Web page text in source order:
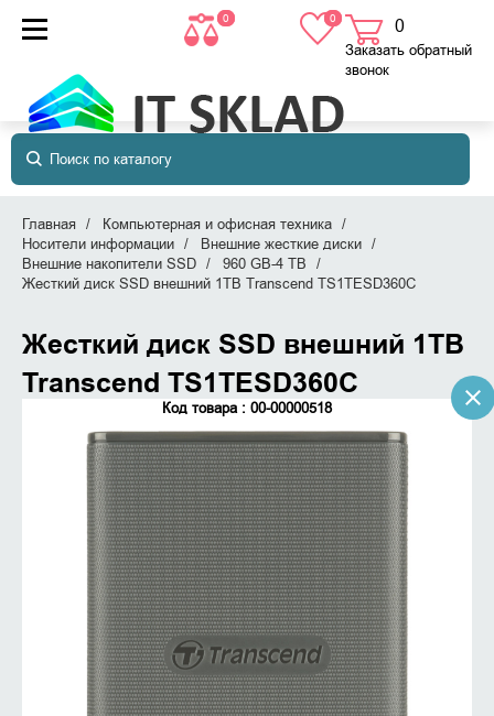
0 0 0
в корзине
Заказать обратный
звонок
Главная
Компьютерная и офисная техника
Носители информации
Внешние жесткие диски
Внешние накопители SSD
960 GB-4 TB
Жесткий диск SSD внешний 1TB Transcend TS1TESD360C
Жесткий диск SSD внешний 1TB
Transcend TS1TESD360C
Код товара : 00-00000518